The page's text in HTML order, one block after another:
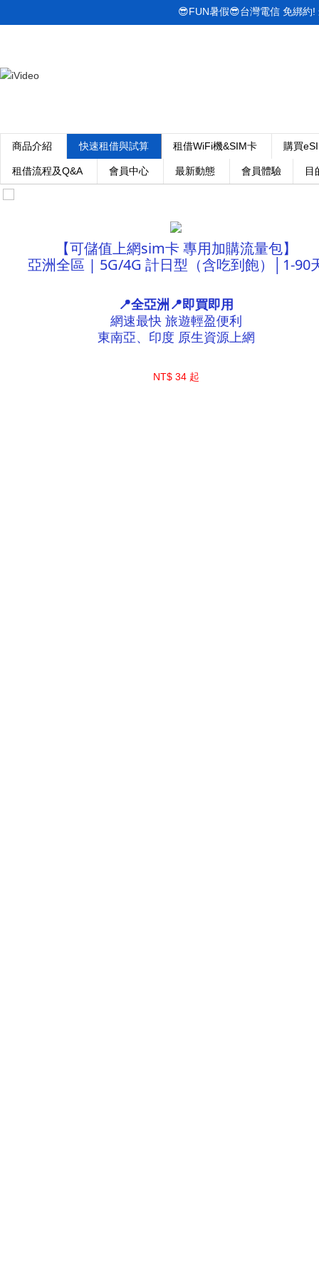
商品介紹 快速租借與試算 租借WiFi機&SIM卡 購買
租借流程及Q&A 會員中心 最新動態 會員體驗 目
😎FUN暑假😎台灣電信 免綁約
【可儲值上網sim卡 專用加購流量包】
亞洲全區 | 5G/4G 計日型（含吃到飽）│1-90
📍全亞洲📍即買即用
網速最快 旅遊輕盈便利
東南亞、印度 原生資源上網
NT$ 34 起